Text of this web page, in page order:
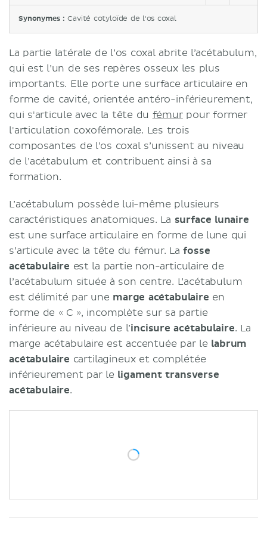
Synonymes :Cavité cotyloïde de l'os coxal
La partie latérale de l’os coxal abrite l’acétabulum,
qui est l’un de ses repères osseux les plus
importants. Elle porte une surface articulaire en
forme de cavité, orientée antéro-inférieurement,
qui s'articule avec la tête du fémurpour former
l'articulation coxofémorale. Les trois
composantes de l’os coxal s’unissent au niveau
de l’acétabulum et contribuent ainsi à sa
formation.
L’acétabulum possède lui-même plusieurs
caractéristiques anatomiques. La surface lunaire
est une surface articulaire en forme de lune qui
s’articule avec la tête du fémur. Lafosse
acétabulaire est la partie non-articulaire de
l’acétabulum située à son centre. L’acétabulum
est délimité par une marge acétabulaire en
forme de « C », incomplète sur sa partie
inférieure au niveau de l’incisure acétabulaire. La
marge acétabulaire est accentuée par le labrum
acétabulaire cartilagineux et complétée
inférieurement par le ligament transverse
acétabulaire.